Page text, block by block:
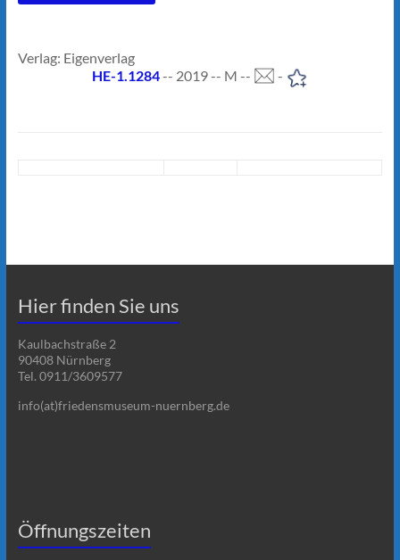
Verlag: Eigenverlag
HE-1.1284-- 2019 -- M -- -
Hier finden Sie uns
Kaulbachstraße 2
90408 Nürnberg
Tel. 0911/3609577
info(at)friedensmuseum-nuernberg.de
Öffnungszeiten